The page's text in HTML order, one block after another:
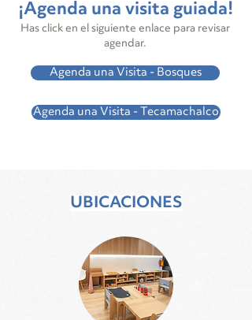
¡Agenda una visita guiada!
Has click en el siguiente enlace para revisar
agendar.
Agenda una Visita - Bosques
Agenda una Visita - Tecamachalco
UBICACIONES